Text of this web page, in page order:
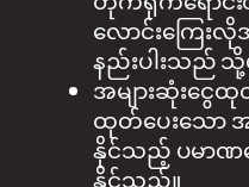
လောင်းကြေး
နည်းပါးသည် သို့
အများဆုံးငွေ
ထုတ်ပေးသော
နိုင်သည့် ပမာဏ
နိုင်သည်။